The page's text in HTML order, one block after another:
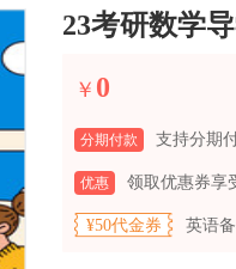
23考研数学
￥ 0
分期付款 支持分期
优惠 领取优惠券享
¥50代金券 英语